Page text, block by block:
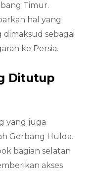
Timur.
hal yang
sebagai
ke Persia.
Ditutup
yang juga
Gerbang Hulda.
bagian selatan
akses